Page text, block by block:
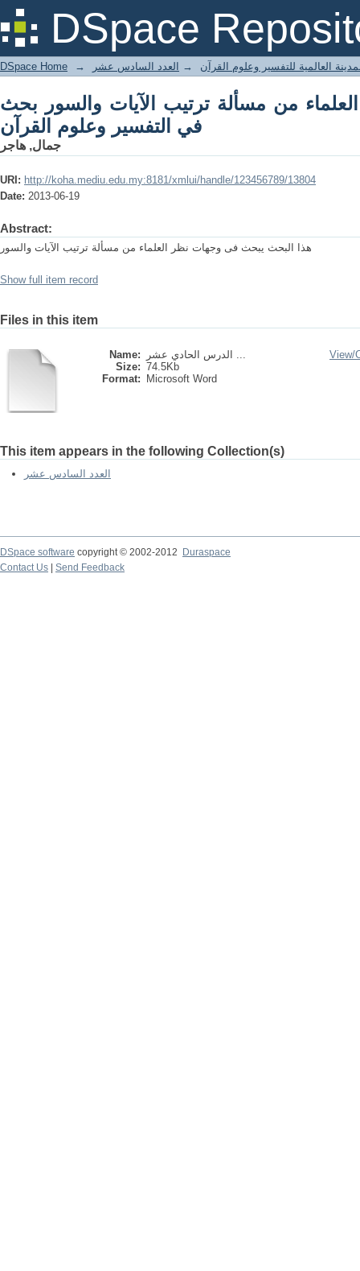
DSpace
والسور بحث في التفسير وعلوم القرآن
DSpace Home → العالمية للتفسير وعلوم القرآن → العدد السادس عشر
من مسألة ترتيب الآيات والسور بحث
في التفسير وعلوم القرآن
جمال, هاجر
URI: http://koha.mediu.edu.my:8181/xmlui/handle/123456789/13804
Date: 2013-06-19
Abstract:
هذا البحث يبحث فى وجهات نظر العلماء من مسألة ترتيب الآيات والسور
Show full item record
Files in this item
Name:
الدرس الحادي عشر ...
Size: 74.5Kb
Format:
Microsoft Word
View/
This item appears in the following Collection(s)
العدد السادس عشر
DSpace software copyright © 2002-2012
Duraspace
Contact Us
Send Feedback